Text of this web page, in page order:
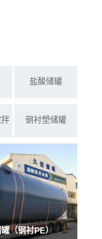
盐酸储罐
钢衬塑储罐
（钢衬PE）